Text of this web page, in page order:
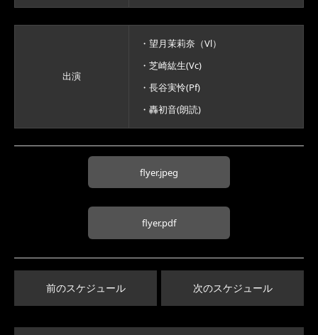
出演
・望月茉莉奈（Vl）
・芝崎紘生(Vc)
・長谷実怜(Pf)
・轟初音(朗読)
flyer.jpeg
flyer.pdf
前のスケジュール 次のスケジュール